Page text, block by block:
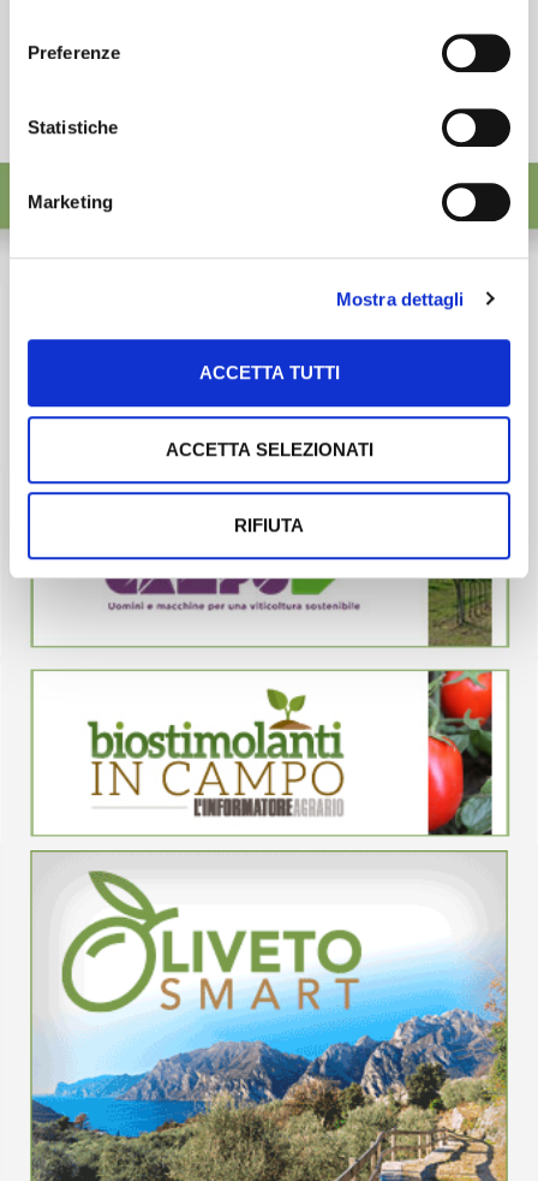
Preferenze
Statistiche
Marketing
Mostra dettagli
ACCETTA TUTTI
ACCETTA SELEZIONATI
RIFIUTA